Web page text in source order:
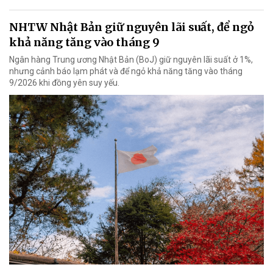
NHTW Nhật Bản giữ nguyên lãi suất, để ngỏ
khả năng tăng vào tháng 9
Ngân hàng Trung ương Nhật Bản (BoJ) giữ nguyên lãi suất ở 1%,
nhưng cảnh báo lạm phát và để ngỏ khả năng tăng vào tháng
9/2026 khi đồng yên suy yếu.